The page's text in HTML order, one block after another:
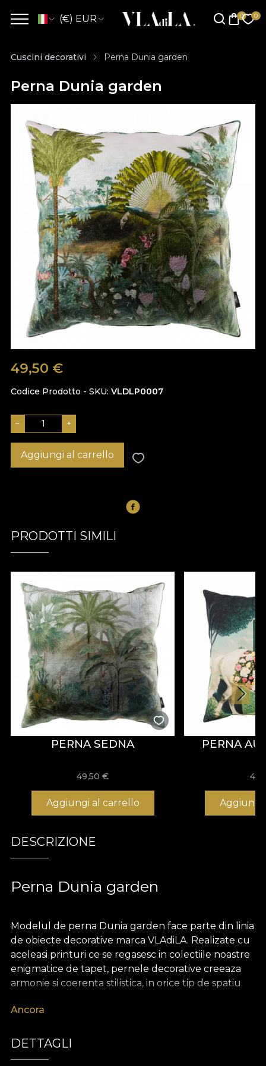
(€) EUR
Cuscini decorativi Perna Dunia garden
Perna Dunia garden
49,50 €
Codice Prodotto - SKU VLDLP0007
− +
Aggiungi al carrello
PRODOTTI SIMILI
PERNA SEDNA
49,50€
Aggiungi al carrello
PERNA
Aggiungi
DESCRIZIONE
Perna Dunia garden
Modelul de perna Dunia garden face parte din linia
de obiecte decorative marca VLAdiLA. Realizate cu
aceleasi printuri ce se regasesc in colectiile noastre
enigmatice de tapet, pernele decorative creeaza
armonie si coerenta stilistica, in orice tip de spatiu.
Pernele sunt realizate din catifea, un material
Dimensiunea de 43 x 43 cm le face perfecte
Ancora
DETTAGLI